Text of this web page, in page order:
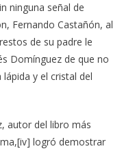
ninguna señal de
Fernando Castañón, al
de su padre le
Domínguez de que no
y el cristal del
autor del libro más
logró demostrar